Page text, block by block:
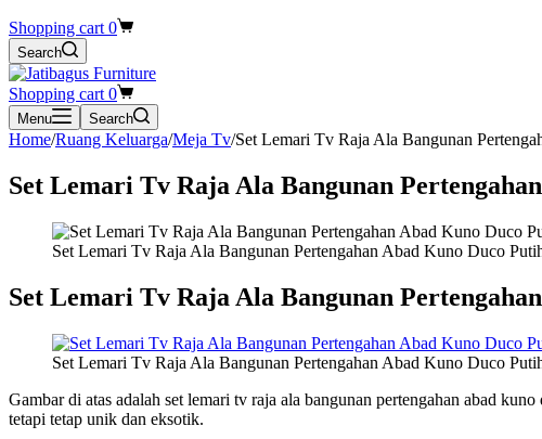
Shopping cart 0
Search
Shopping cart 0
Menu Search
Home/Ruang Keluarga/Meja Tv/Set Lemari Tv Raja Ala Bangunan
Set Lemari Tv Raja Ala Bangunan
Set Lemari Tv Raja Ala Bangunan Pertengahan Abad Kuno Duco
Set Lemari Tv Raja Ala Bangunan
Set Lemari Tv Raja Ala Bangunan Pertengahan Abad Kuno Duco
Gambar di atas adalah set lemari tv raja ala bangunan pertengahan abad
tetapi tetap unik dan eksotik.